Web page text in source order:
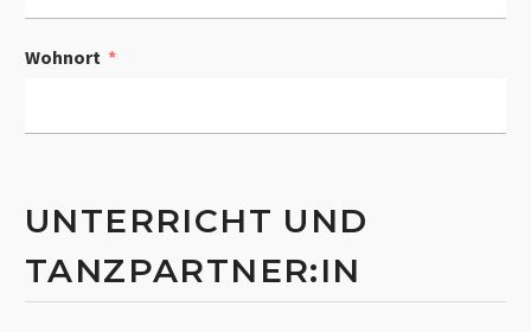
Wohnort
UNTERRICHT UND
TANZPARTNER:IN